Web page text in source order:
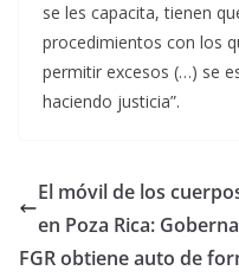
se les capacita, tienen
procedimientos con los
permitir excesos (…) se
haciendo justicia”.
El móvil de los
en Poza Rica:
FGR obtiene auto de